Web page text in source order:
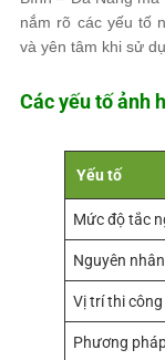
nắm rõ các yếu tố
và yên tâm khi sử
Các yếu tố ảnh
Yếu tố
Mức độ tắc
Nguyên
Vị trí thi công
Phương